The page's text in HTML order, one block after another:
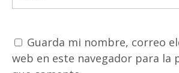
Guarda mi nombre, correo
web en este navegador para la